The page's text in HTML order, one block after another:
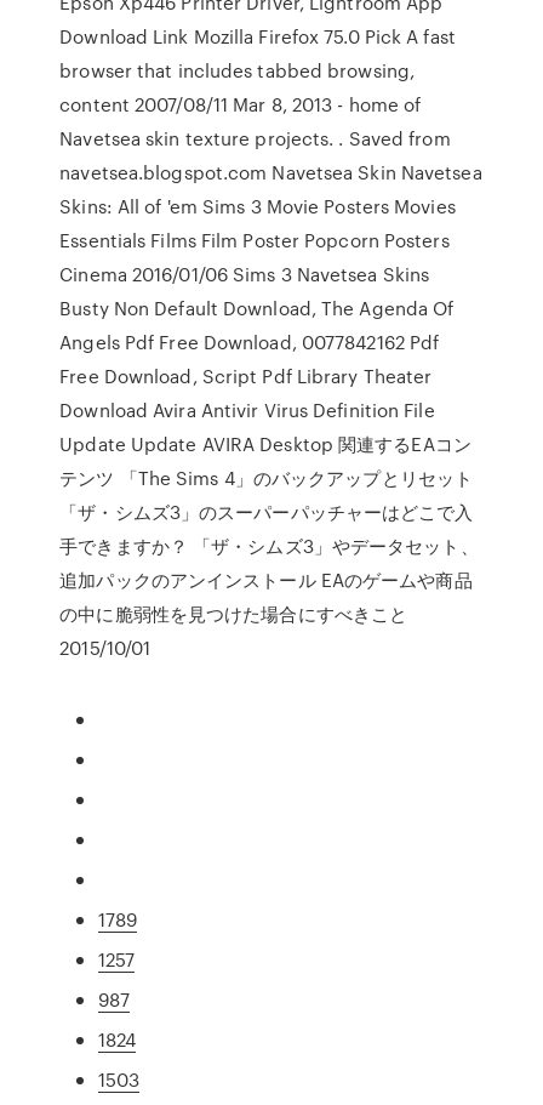
Download Link Mozilla Firefox 75.0 Pick A fast
browser that includes tabbed browsing,
content 2007/08/11 Mar 8, 2013 - home of
Navetsea skin texture projects. . Saved from
navetsea.blogspot.com Navetsea Skin Navetsea
Skins: All of 'em Sims 3 Movie Posters Movies
Essentials Films Film Poster Popcorn Posters
Cinema 2016/01/06 Sims 3 Navetsea Skins
Busty Non Default Download, The Agenda Of
Angels Pdf Free Download, 0077842162 Pdf
Free Download, Script Pdf Library Theater
Download Avira Antivir Virus Definition File
Update Update AVIRA Desktop 関連するEAコン
テンツ 「The Sims 4」のバックアップとリセット
「ザ・シムズ3」のスーパーパッチャーはどこで入
手できますか？ 「ザ・シムズ3」やデータセット、
追加パックのアンインストール EAのゲームや商品
の中に脆弱性を見つけた場合にすべきこと
2015/10/01
1789
1257
987
1824
1503